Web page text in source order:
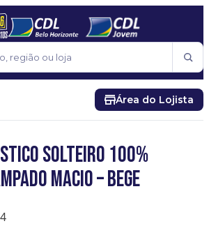
Área do Lojista
Solteiro 100%
Macio – Bege